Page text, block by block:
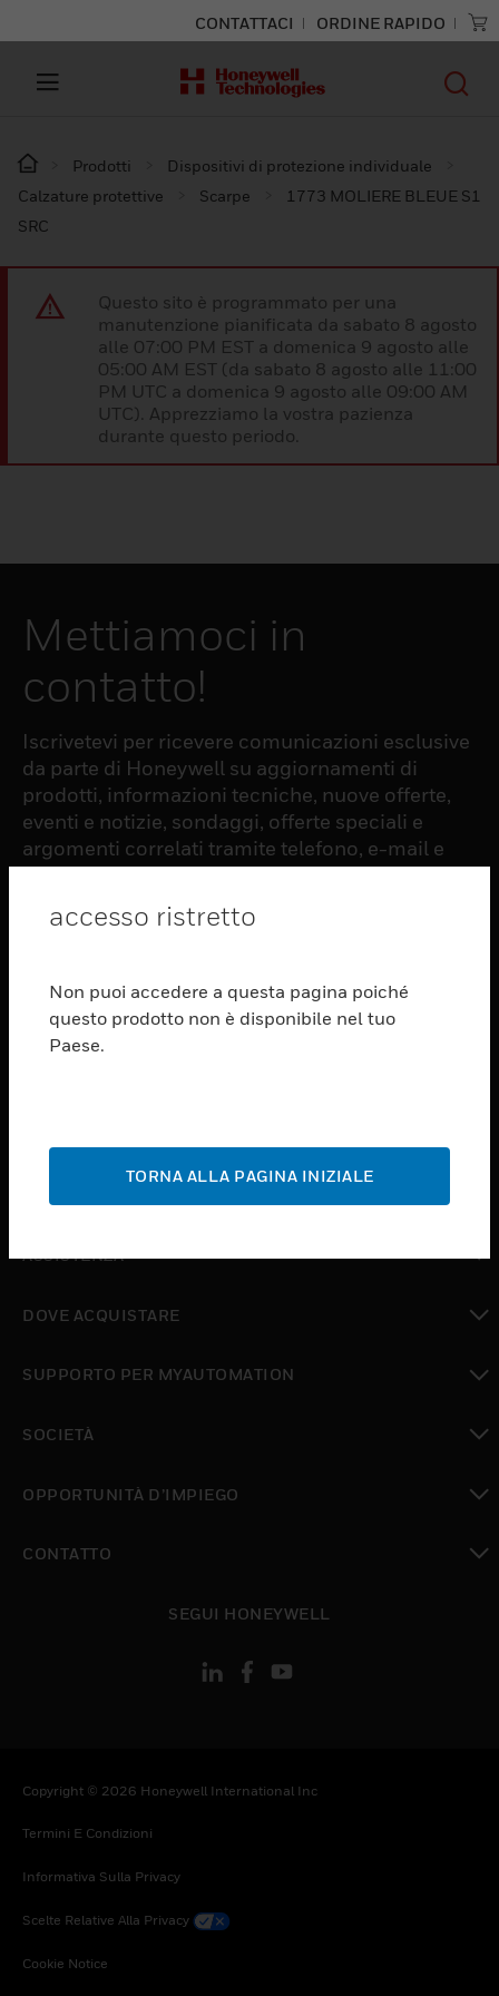
CONTATTACI ORDINE RAPIDO
Prodotti
Dispositivi di protezione individuale
Calzature protettive
Scarpe
1773 MOLIERE BLEUE S1
SRC
Questo sito è programmato per una
manutenzione pianificata da sabato 8 agosto
alle 07:00 PM EST a domenica 9 agosto alle
05:00 AM EST (da sabato 8 agosto alle 11:00
PM UTC a domenica 9 agosto alle 09:00 AM
UTC). Apprezziamo la vostra pazienza
durante questo periodo.
Mettiamoci in
contatto!
Iscrivetevi per ricevere comunicazioni esclusive
da parte di Honeywell su aggiornamenti di
prodotti, informazioni tecniche, nuove offerte,
eventi e notizie, sondaggi, offerte speciali e
argomenti correlati tramite telefono, e-mail e
PRODUCTS
toggle view
ASSISTENZA
DOVE ACQUISTARE
SUPPORTO PER MYAUTOMATION
SOCIETÀ
OPPORTUNITÀ D’IMPIEGO
CONTATTO
SEGUI HONEYWELL
Copyright © 2026 Honeywell International Inc
Termini E Condizioni
Informativa Sulla Privacy
Scelte Relative Alla Privacy
Cookie Notice
accesso ristretto
Non puoi accedere a questa pagina poiché
questo prodotto non è disponibile nel tuo
Paese.
TORNA ALLA PAGINA INIZIALE